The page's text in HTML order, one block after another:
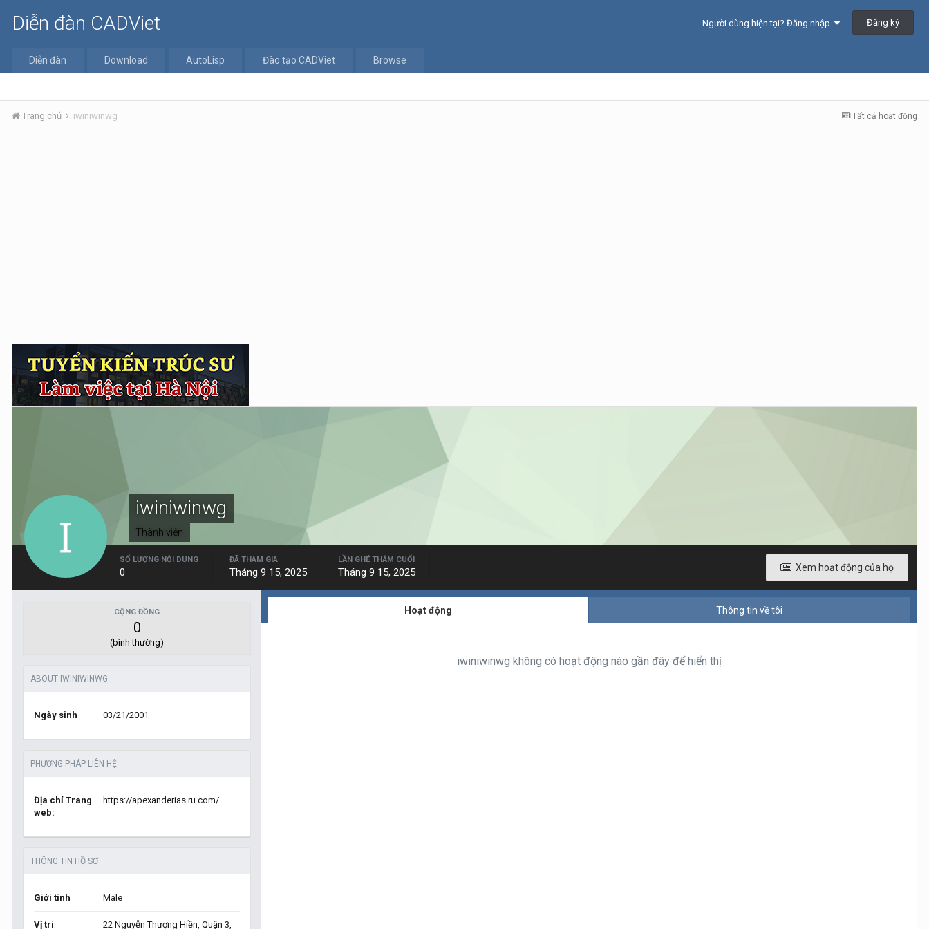
Diễn đàn CADViet Người dùng hiện tại? Đăng nhập Đăng ký
Diễn đàn Download AutoLisp Đào tạo CADViet Browse
Tất cả hoạt động
Trang chủ iwiniwinwg
iwiniwinwg
Thành viên
Xem hoạt động của họ
SỐ LƯỢNG NỘI DUNG
0
ĐÃ THAM GIA
Tháng 9 15, 2025
LẦN GHÉ THĂM CUỐI
Tháng 9 15, 2025
CỘNG ĐỒNG
0
(bình thường)
ABOUT IWINIWINWG
Ngày sinh 03/21/2001
PHƯƠNG PHÁP LIÊN HỆ
Địa chỉ Trang
web:
https://apexanderias.ru.com/
THÔNG TIN HỒ SƠ
Giới tính Male
Vị trí 22 Nguyễn Thượng Hiền, Quận 3,
Hoạt động Thông tin về tôi
iwiniwinwg không có hoạt động nào gần đây để hiển thị